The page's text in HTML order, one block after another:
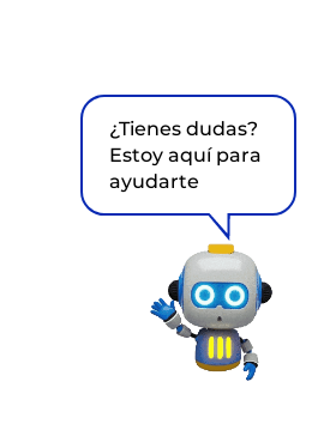
¿Tienes dudas?
Estoy aquí para
ayudarte